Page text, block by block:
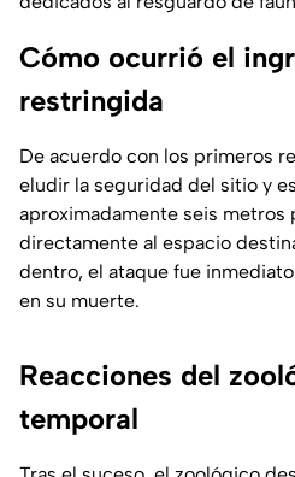
Cómo ocurrió el
restringida
De acuerdo con los primeros
eludir la seguridad del sitio y
aproximadamente seis metros
directamente al espacio
dentro, el ataque fue
en su muerte.
Reacciones del
temporal